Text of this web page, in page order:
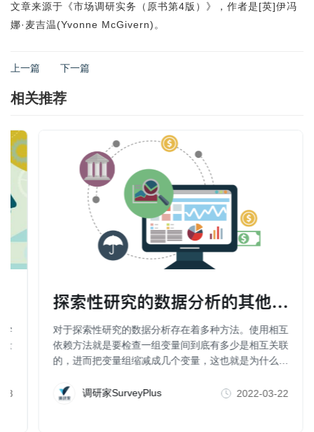
文章来源于《市场调研实务（原书第4版）》，作者是[英]伊冯
娜·麦吉温(Yvonne McGivern)。
上一篇 下一篇
相关推荐
学
量
探索性研究的数据分析的其他方法（
对于探索性研究的数据分析存在着多种方法。使用相互
依赖方法就是要检查一组变量间到底有多少是相互关联
的，进而把变量组缩减成几个变量，这也就是为什么一
化方法。调研家SurveyPlus 2022-03-22